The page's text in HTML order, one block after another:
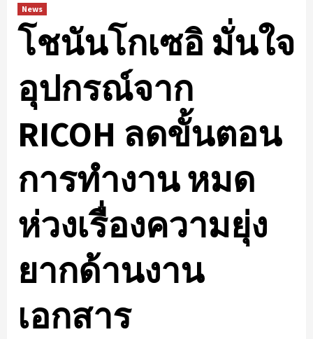
News
โชนันโกเซอิ มั่นใจ
อุปกรณ์จาก
RICOH ลดขั้นตอน
การทำงาน หมด
ห่วงเรื่องความยุ่ง
ยากด้านงาน
เอกสาร